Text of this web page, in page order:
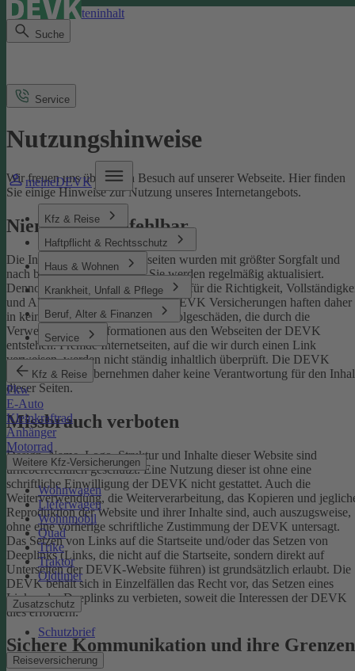
Direkt zum Seiteninhalt
Suche
meineDEVK
Kfz & Reise
Haftpflicht & Rechtsschutz
Haus & Wohnen
Krankheit, Unfall & Pflege
Beruf, Alter & Finanzen
Service
Kfz & Reise
Pkw
E-Auto
Kleinkraftrad
Anhänger
Motorrad
Weitere Kfz-Versicherungen
Wohnwagen
Lieferwagen
Wohnmobil
Quad
Trike
Traktor
Oldtimer
Zusatzschutz
Schutzbrief
Reiseversicherung
Service
Nutzungshinweise
Wir freuen uns über Ihren Besuch auf unserer Webseite. Hier finden
Sie einige Hinweise zur Nutzung unseres Internetangebots.
Niemand ist unfehlbar
Die Inhalte der DEVK-Webseiten wurden mit größter Sorgfalt und
nach bestem Wissen erstellt. Sie werden regelmäßig aktualisiert.
Dennoch können wir keine Gewähr für die Richtigkeit,
und Aktualität übernehmen. Die DEVK Versicherungen haften daher
in keinem Fall für Schäden oder Folgeschäden, die durch die
Verwendung von Informationen aus den Webseiten der DEVK
entstehen. Fremde Internetseiten, auf die wir durch einen Link
verweisen, werden nicht ständig inhaltlich überprüft. Die DEVK
Versicherungen übernehmen daher keine Verantwortung für den
dieser Seiten.
Missbrauch verboten
Design, Name, Logo, Struktur und Inhalte dieser Website sind
urheberrechtlich geschützt. Eine Nutzung dieser ist ohne eine
schriftliche Einwilligung der DEVK nicht gestattet. Auch die
Weiterverwendung, die Weiterverarbeitung, das Kopieren und
Reproduktion der Website und ihrer Inhalte sind, auch auszugsweise,
ohne eine vorherige schriftliche Zustimmung der DEVK untersagt.
Das Setzen von Links auf die Startseite und/oder das Setzen von
Deeplinks (Links, die nicht auf die Startseite, sondern direkt auf
Unterseiten der DEVK-Website führen) ist grundsätzlich erlaubt. Die
DEVK behält sich in Einzelfällen das Recht vor, das Setzen eines
Links oder Deeplinks zu verbieten, soweit die Interessen der DEVK
dies erfordern.
Sichere Kommunikation und ihre Grenzen